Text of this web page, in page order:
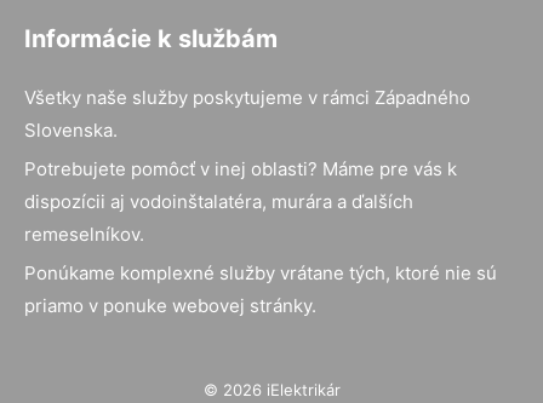
Informácie k službám
Všetky naše služby poskytujeme v rámci Západného
Slovenska.
Potrebujete pomôcť v inej oblasti? Máme pre vás k
dispozícii aj vodoinštalatéra, murára a ďalších
remeselníkov.
Ponúkame komplexné služby vrátane tých, ktoré nie sú
priamo v ponuke webovej stránky.
© 2026 iElektrikár